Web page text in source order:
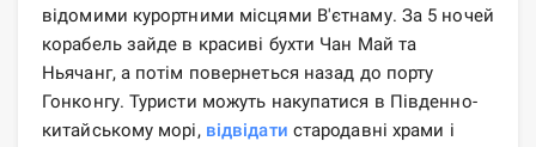
відомими курортними місцями В'єтнаму. За 5 ночей
корабель зайде в красиві бухти Чан Май та
Ньячанг, а потім повернеться назад до порту
Гонконгу. Туристи можуть накупатися в Південно-
китайському морі, відвідати стародавні храми і